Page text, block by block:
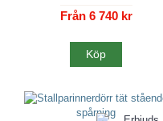
Från 6 740 kr
Köp